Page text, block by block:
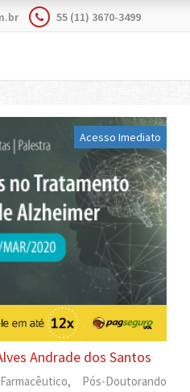
55 (11) 3670-3499
Acesso Imediato
Andrade dos Santos
Farmacêutico, Pós-Doutorando